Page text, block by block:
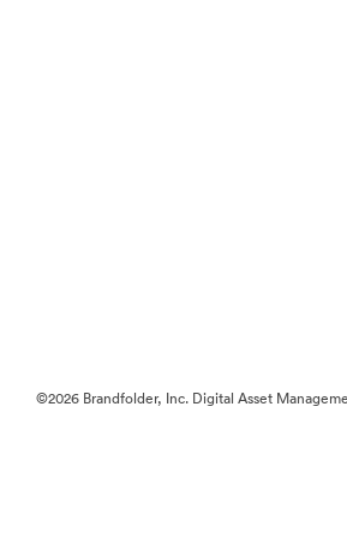
©2026 Brandfolder, Inc. Digital Asset